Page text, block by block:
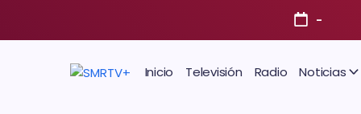
-
Inicio Televisión Radio Noticias